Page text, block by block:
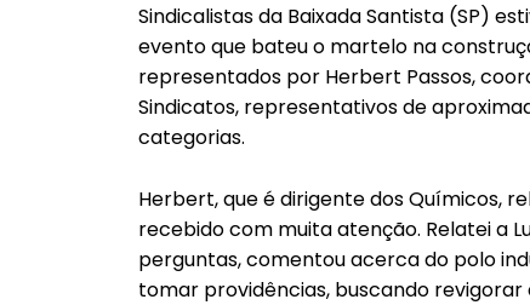
Sindicalistas da Baixada Santista (SP)
evento que bateu o martelo na
representados por Herbert Passos,
Sindicatos, representativos de
categorias.
Herbert, que é dirigente dos Químicos,
recebido com muita atenção. Relatei a
perguntas, comentou acerca do polo
tomar providências, buscando